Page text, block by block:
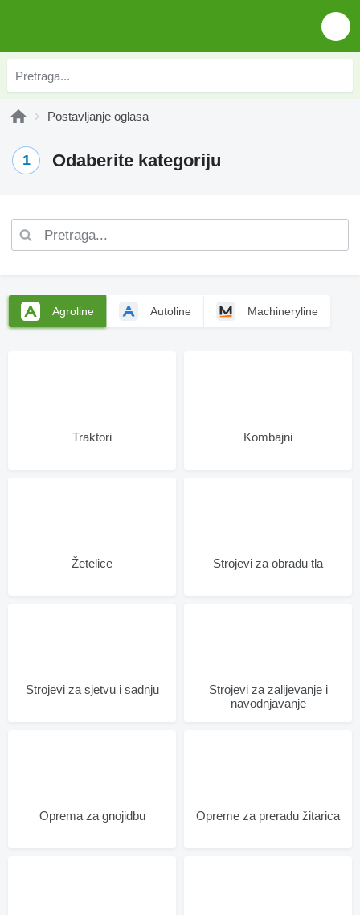
Postavljanje oglasa
1 Odaberite kategoriju
Agroline Autoline Machineryline
Traktori Kombajni
Žetelice Strojevi za obradu tla
Strojevi za sjetvu i sadnju
Strojevi za zaliјеvanje i
navodnjavanje
Oprema za gnojidbu Opreme za preradu žitarica